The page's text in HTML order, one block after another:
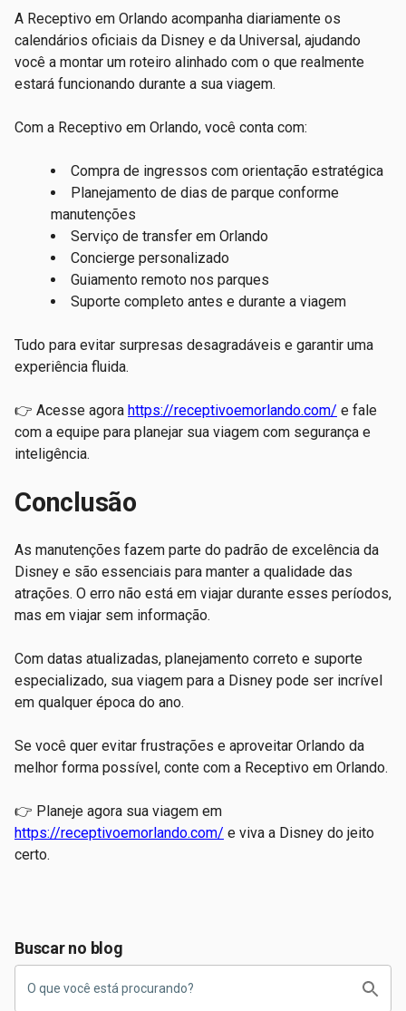
A Receptivo em Orlando acompanha diariamente os
calendários oficiais da Disney e da Universal, ajudando
você a montar um roteiro alinhado com o que realmente
estará funcionando durante a sua viagem.
Com a Receptivo em Orlando, você conta com:
Compra de ingressos com orientação estratégica
Planejamento de dias de parque conforme
manutenções
Serviço de transfer em Orlando
Concierge personalizado
Guiamento remoto nos parques
Suporte completo antes e durante a viagem
Tudo para evitar surpresas desagradáveis e garantir uma
experiência fluida.
👉 Acesse agora https://receptivoemorlando.com/ e fale
com a equipe para planejar sua viagem com segurança e
inteligência.
Conclusão
As manutenções fazem parte do padrão de excelência da
Disney e são essenciais para manter a qualidade das
atrações. O erro não está em viajar durante esses períodos,
mas em viajar sem informação.
Com datas atualizadas, planejamento correto e suporte
especializado, sua viagem para a Disney pode ser incrível
em qualquer época do ano.
Se você quer evitar frustrações e aproveitar Orlando da
melhor forma possível, conte com a Receptivo em Orlando.
👉 Planeje agora sua viagem em
https://receptivoemorlando.com/ e viva a Disney do jeito
certo.
Buscar no blog